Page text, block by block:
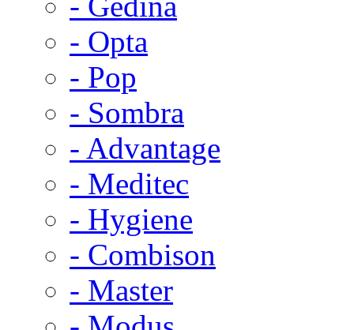
- Opta
- Pop
- Sombra
- Advantage
- Meditec
- Hygiene
- Combison
- Master